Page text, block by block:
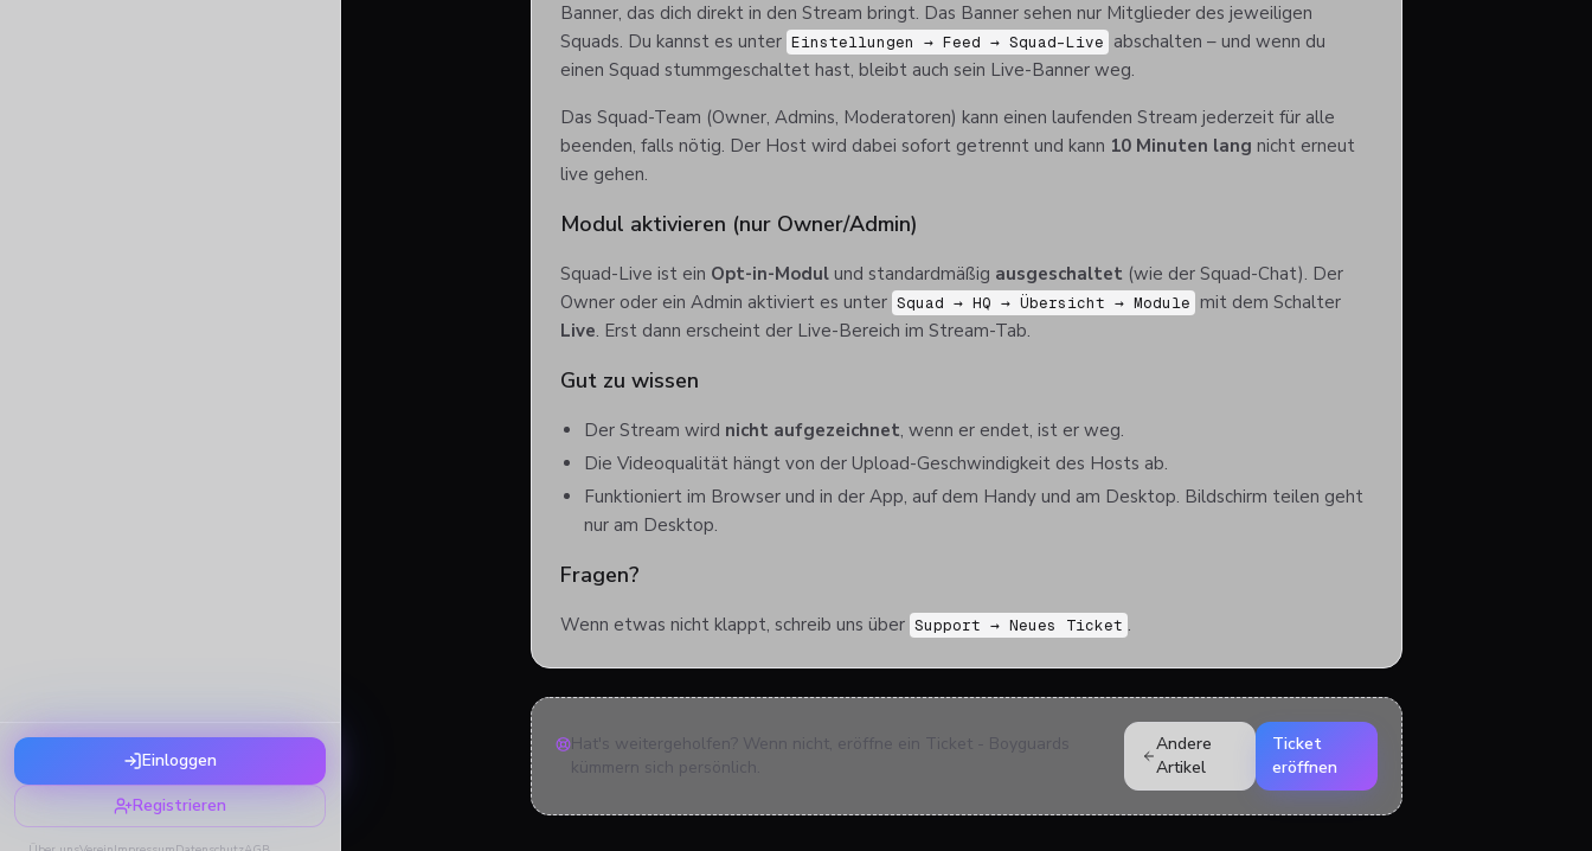
Einloggen
Registrieren
Banner, das dich direkt in den Stream bringt. Das Banner sehen nur Mitglieder des jeweiligen
Squads. Du kannst es unter Einstellungen → Feed → Squad-Live abschalten – und wenn du
einen Squad stummgeschaltet hast, bleibt auch sein Live-Banner weg.
Das Squad-Team (Owner, Admins, Moderatoren) kann einen laufenden Stream jederzeit für alle
beenden, falls nötig. Der Host wird dabei sofort getrennt und kann 10 Minuten lang nicht erneut
live gehen.
Modul aktivieren (nur Owner/Admin)
Squad-Live ist ein Opt-in-Modul und standardmäßig ausgeschaltet (wie der Squad-Chat). Der
Owner oder ein Admin aktiviert es unter Squad → HQ → Übersicht → Module mit dem Schalter
Live. Erst dann erscheint der Live-Bereich im Stream-Tab.
Gut zu wissen
Der Stream wird nicht aufgezeichnet, wenn er endet, ist er weg.
Die Videoqualität hängt von der Upload-Geschwindigkeit des Hosts ab.
Funktioniert im Browser und in der App, auf dem Handy und am Desktop. Bildschirm teilen geht
nur am Desktop.
Fragen?
Wenn etwas nicht klappt, schreib uns über Support → Neues Ticket .
Hat's weitergeholfen? Wenn nicht, eröffne ein Ticket - Boyguards
kümmern sich persönlich.
Andere
Artikel
Ticket
eröffnen